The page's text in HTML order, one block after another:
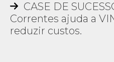
CASE DE
Correntes ajuda a
reduzir custos.